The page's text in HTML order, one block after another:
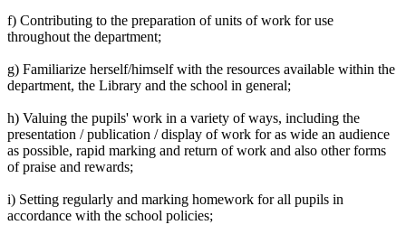
f) Contributing to the preparation of units of work for use
throughout the department;
g) Familiarize herself/himself with the resources available within the
department, the Library and the school in general;
h) Valuing the pupils' work in a variety of ways, including the
presentation / publication / display of work for as wide an audience
as possible, rapid marking and return of work and also other forms
of praise and rewards;
i) Setting regularly and marking homework for all pupils in
accordance with the school policies;